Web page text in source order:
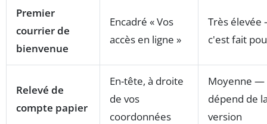
Premier
courrier de
bienvenue
Encadré « Vos
accès en ligne »
Très
c'est fait
Relevé de
compte papier
En-tête, à droite
de vos
coordonnées
Moyenne —
dépend de
version